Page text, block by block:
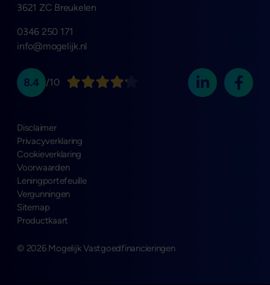
3621 ZC Breukelen
0346 250 171
info@mogelijk.nl
8.4 /10
© 2026 Mogelijk Vastgoedfinancieringen
Disclaimer
Privacyverklaring
Cookieverklaring
Voorwaarden
Leningportefeuille
Vergunningen
Sitemap
Productkaart